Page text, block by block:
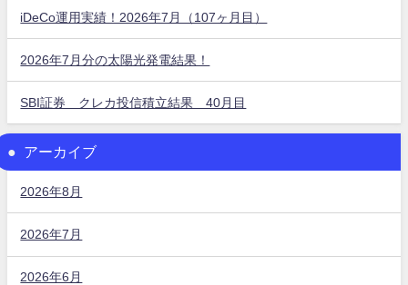
iDeCo運用実績！2026年7月（107ヶ月目）
2026年7月分の太陽光発電結果！
SBI証券 クレカ投信積立結果 40月目
アーカイブ
2026年8月
2026年7月
2026年6月